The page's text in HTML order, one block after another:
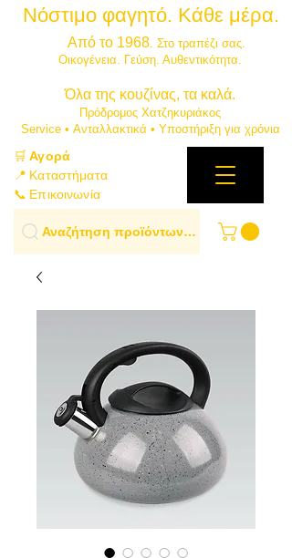
Νόστιμο φαγητό. Κάθε μέρα.
Από το 1968. Στο τραπέζι σας.
​Οικογένεια. Γεύση. Αυθεντικότητα.
​Όλα της κουζίνας, τα καλά.
Πρόδρομος Χατζηκυριάκος
​Service • Ανταλλακτικά • Υποστήριξη για χρόνια
🛒Αγορά
📍 Καταστήματα
📞 Επικοινωνία
Αναζήτηση προϊόντων…